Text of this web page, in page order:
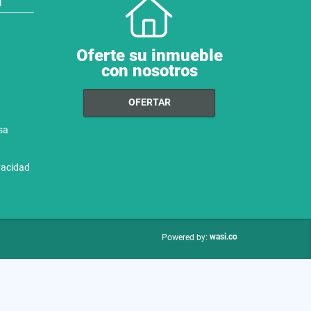
Oferte su inmueble
con nosotros
OFERTAR
Powered by: wasi.co